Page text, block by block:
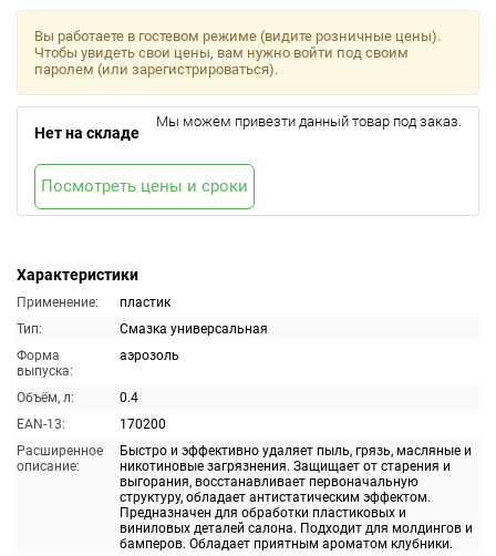
Характеристики
Применение:
пластик
Тип:
Смазка универсальная
Форма
выпуска:
аэрозоль
Объём, л:
0.4
EAN-13:
170200
Расширенное
описание:
Быстро и эффективно удаляет пыль, грязь, масляные и
никотиновые загрязнения. Защищает от старения и
выгорания, восстанавливает первоначальную
структуру, обладает антистатическим эффектом.
Предназначен для обработки пластиковых и
виниловых деталей салона. Подходит для молдингов и
бамперов. Обладает приятным ароматом клубники.
Вы работаете в гостевом режиме (видите розничные цены).
Чтобы увидеть свои цены, вам нужно войти под своим
паролем (или зарегистрироваться).
Нет на складе
Мы можем привезти данный товар под заказ.
Посмотреть цены и сроки